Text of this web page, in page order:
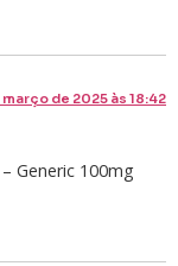
março de 2025 às 18:42
– Generic 100mg